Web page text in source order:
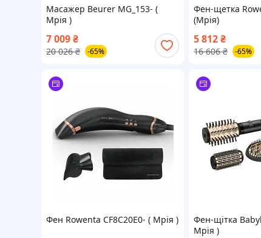
Масажер Beurer MG_153- (
Мрія )
7 009₴
20 026 ₴ -65%
Фен-щетка
(Мрія)
5 812₴
16 606 ₴ -65%
Фен Rowenta CF8C20E0- ( Мрія )
Фен-щітка
Мрія )